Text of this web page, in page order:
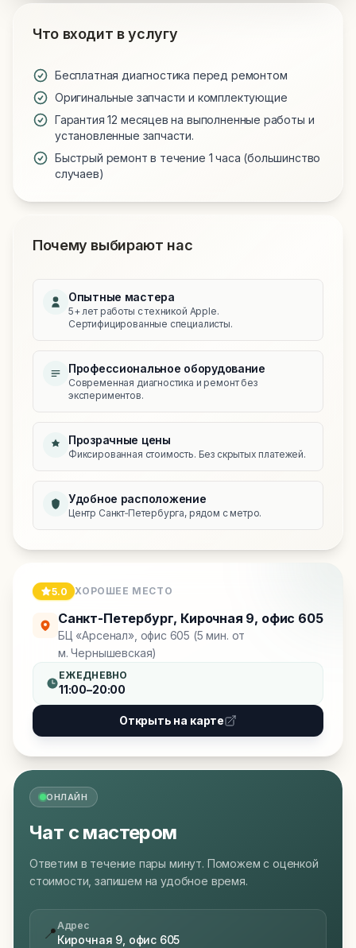
Что входит в услугу
Бесплатная диагностика перед ремонтом
Оригинальные запчасти и комплектующие
Гарантия 12 месяцев на выполненные работы и
установленные запчасти.
Быстрый ремонт в течение 1 часа (большинство
случаев)
Почему выбирают нас
Опытные мастера
5+ лет работы с техникой Apple.
Сертифицированные специалисты.
Профессиональное оборудование
Современная диагностика и ремонт без
экспериментов.
Прозрачные цены
Фиксированная стоимость. Без скрытых платежей.
Удобное расположение
Центр Санкт‑Петербурга, рядом с метро.
5.0 ХОРОШЕЕ МЕСТО
Санкт-Петербург, Кирочная 9, офис 605
БЦ «Арсенал», офис 605 (5 мин. от
м. Чернышевская)
ЕЖЕДНЕВНО
11:00–20:00
Открыть на карте
ОНЛАЙН
Чат с мастером
Ответим в течение пары минут. Поможем с оценкой
стоимости, запишем на удобное время.
📍Адрес
Кирочная 9, офис 605